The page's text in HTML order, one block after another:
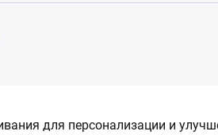
для персонализации и